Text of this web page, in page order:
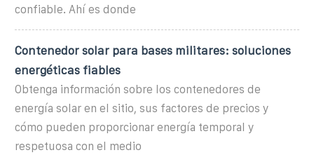
confiable. Ahí es donde
Contenedor solar para bases militares: soluciones
energéticas fiables
Obtenga información sobre los contenedores de
energía solar en el sitio, sus factores de precios y
cómo pueden proporcionar energía temporal y
respetuosa con el medio